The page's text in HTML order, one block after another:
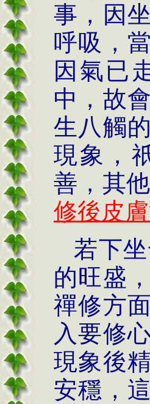
事，因
呼吸，
因氣已
中，故
生八觸
現象，
善，其
修後皮
若下
的旺盛
禪修方
入要修
現象後
安穩，